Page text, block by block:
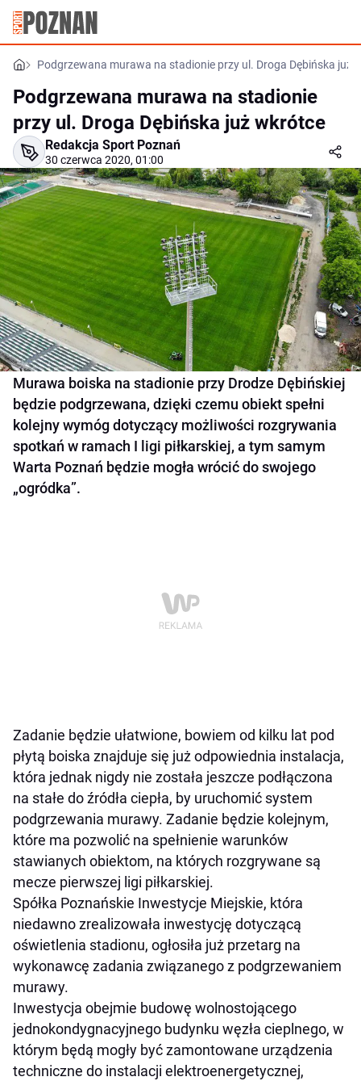
Podgrzewana murawa na stadionie przy ul. Droga Dębińska już
Podgrzewana murawa na stadionie
przy ul. Droga Dębińska już wkrótce
Redakcja Sport Poznań
30 czerwca 2020, 01:00
Murawa boiska na stadionie przy Drodze Dębińskiej
będzie podgrzewana, dzięki czemu obiekt spełni
kolejny wymóg dotyczący możliwości rozgrywania
spotkań w ramach I ligi piłkarskiej, a tym samym
Warta Poznań będzie mogła wrócić do swojego
„ogródka”.
Zadanie będzie ułatwione, bowiem od kilku lat pod
płytą boiska znajduje się już odpowiednia instalacja,
która jednak nigdy nie została jeszcze podłączona
na stałe do źródła ciepła, by uruchomić system
podgrzewania murawy. Zadanie będzie kolejnym,
które ma pozwolić na spełnienie warunków
stawianych obiektom, na których rozgrywane są
mecze pierwszej ligi piłkarskiej.
Spółka Poznańskie Inwestycje Miejskie, która
niedawno zrealizowała inwestycję dotyczącą
oświetlenia stadionu, ogłosiła już przetarg na
wykonawcę zadania związanego z podgrzewaniem
murawy.
Inwestycja obejmie budowę wolnostojącego
jednokondygnacyjnego budynku węzła cieplnego, w
którym będą mogły być zamontowane urządzenia
techniczne do instalacji elektroenergetycznej,